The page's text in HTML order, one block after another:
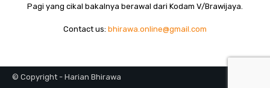
Pagi yang cikal bakalnya berawal dari Kodam V/Brawijaya.
Contact us: bhirawa.online@gmail.com
© Copyright - Harian Bhirawa